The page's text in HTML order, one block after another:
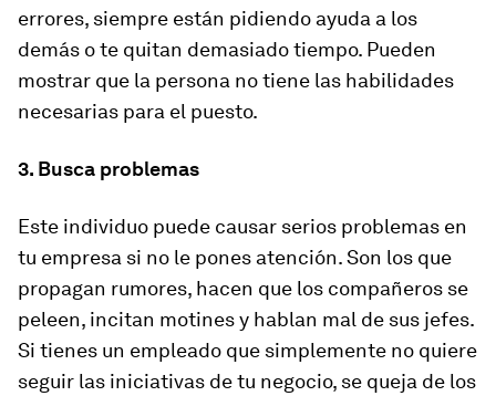
errores, siempre están pidiendo ayuda a los
demás o te quitan demasiado tiempo. Pueden
mostrar que la persona no tiene las habilidades
necesarias para el puesto.
3. Busca problemas
Este individuo puede causar serios problemas en
tu empresa si no le pones atención. Son los que
propagan rumores, hacen que los compañeros se
peleen, incitan motines y hablan mal de sus jefes.
Si tienes un empleado que simplemente no quiere
seguir las iniciativas de tu negocio, se queja de los